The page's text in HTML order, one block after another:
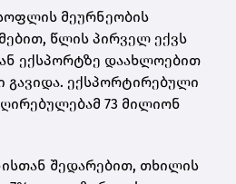
მეურნეობის
წლის პირველ ექვს
ექსპორტზე დაახლოებით
გავიდა. ექსპორტირებული
73 მილიონ
შედარებით, თხილის